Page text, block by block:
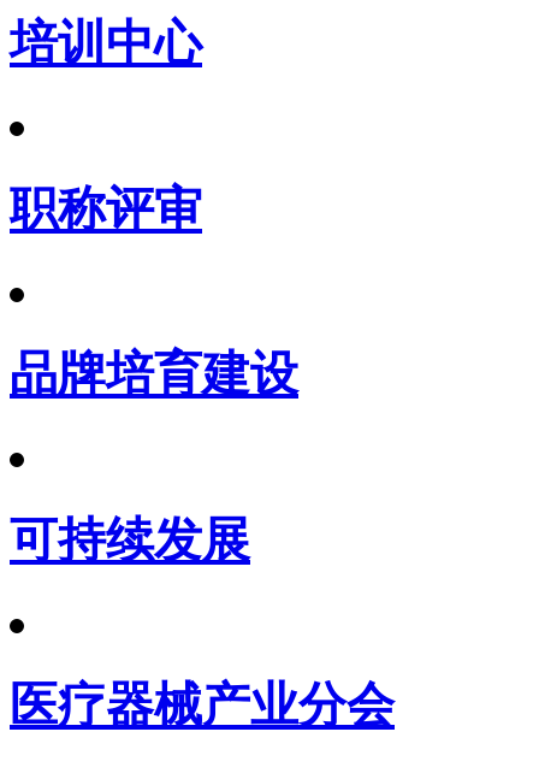
培训中心
职称评审
品牌培育建设
可持续发展
医疗器械产业分会